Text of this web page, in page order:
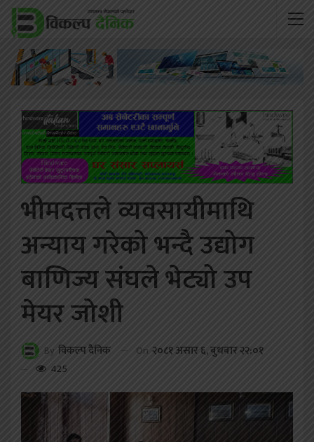
भीमदत्तले व्यवसायीमाथि
अन्याय गरेको भन्दै उद्योग
बाणिज्य संघले भेट्यो उप
मेयर जोशी
By विकल्प दैनिक On २०८१ असार ६, बुधबार २२:०१
425